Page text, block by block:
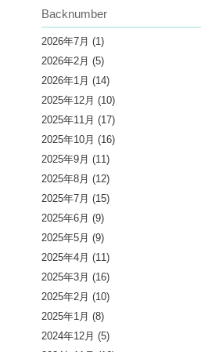
Backnumber
2026年7月 (1)
2026年2月 (5)
2026年1月 (14)
2025年12月 (10)
2025年11月 (17)
2025年10月 (16)
2025年9月 (11)
2025年8月 (12)
2025年7月 (15)
2025年6月 (9)
2025年5月 (9)
2025年4月 (11)
2025年3月 (16)
2025年2月 (10)
2025年1月 (8)
2024年12月 (5)